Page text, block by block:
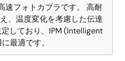
速フォトカプラです。 高耐
、温度変化を考慮した伝達
しており、IPM (Intelligent
最適です。